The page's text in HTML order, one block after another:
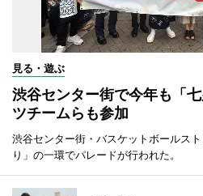
見る・遊ぶ
渋谷センター街で今年も「
ツチームらも参加
渋谷センター街・バスケットボールス
り」の一環でパレードが行われた。